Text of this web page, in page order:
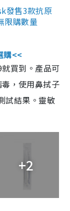
發售3款抗原
限購數量
購<<
買到。產品可
，使用鼻拭子
試結果。靈敏
+2